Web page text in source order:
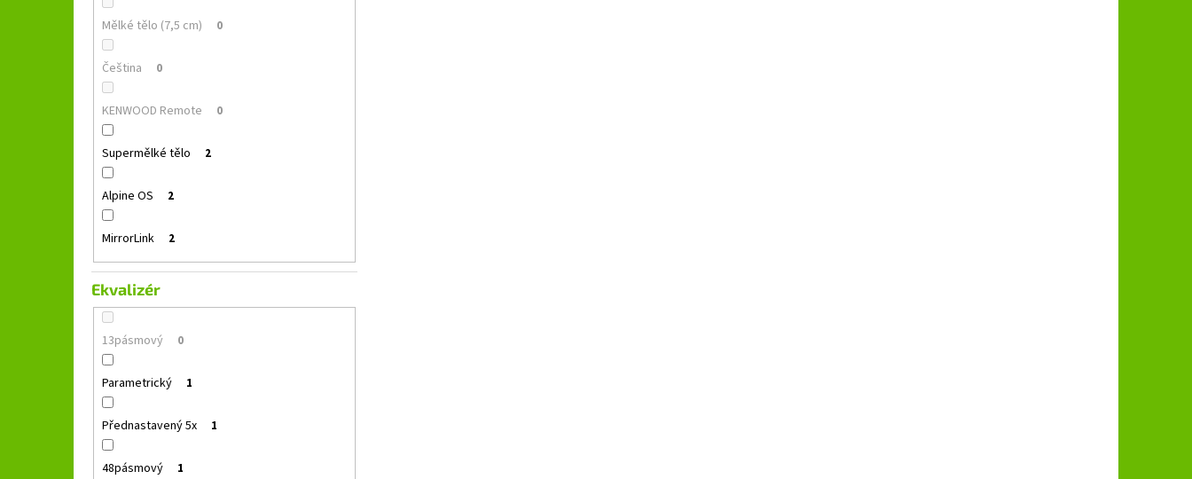
Mělké tělo (7,5 cm) 0
Čeština 0
KENWOOD Remote 0
Supermělké tělo 2
Alpine OS 2
MirrorLink 2
Ekvalizér
13pásmový 0
Parametrický 1
Přednastavený 5x 1
48pásmový 1